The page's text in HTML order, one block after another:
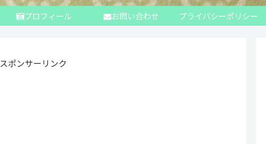
プロフィール お問い合わせ プライバシーポリシー
スポンサーリンク